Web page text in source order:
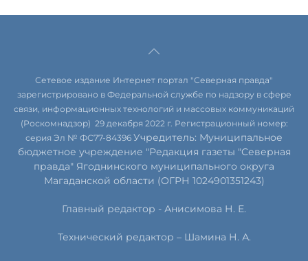
Сетевое издание Интернет портал "Северная правда"
зарегистрировано в Федеральной службе по надзору в сфере
связи, информационных технологий и массовых коммуникаций
(Роскомнадзор) 29 декабря 2022 г. Регистрационный номер:
серия Эл № ФС77-84396 Учредитель: Муниципальное
бюджетное учреждение "Редакция газеты "Северная
правда" Ягоднинского муниципального округа
Магаданской области (ОГРН 1024901351243)
Главный редактор - Анисимова Н. Е.
Технический редактор – Шамина Н. А.